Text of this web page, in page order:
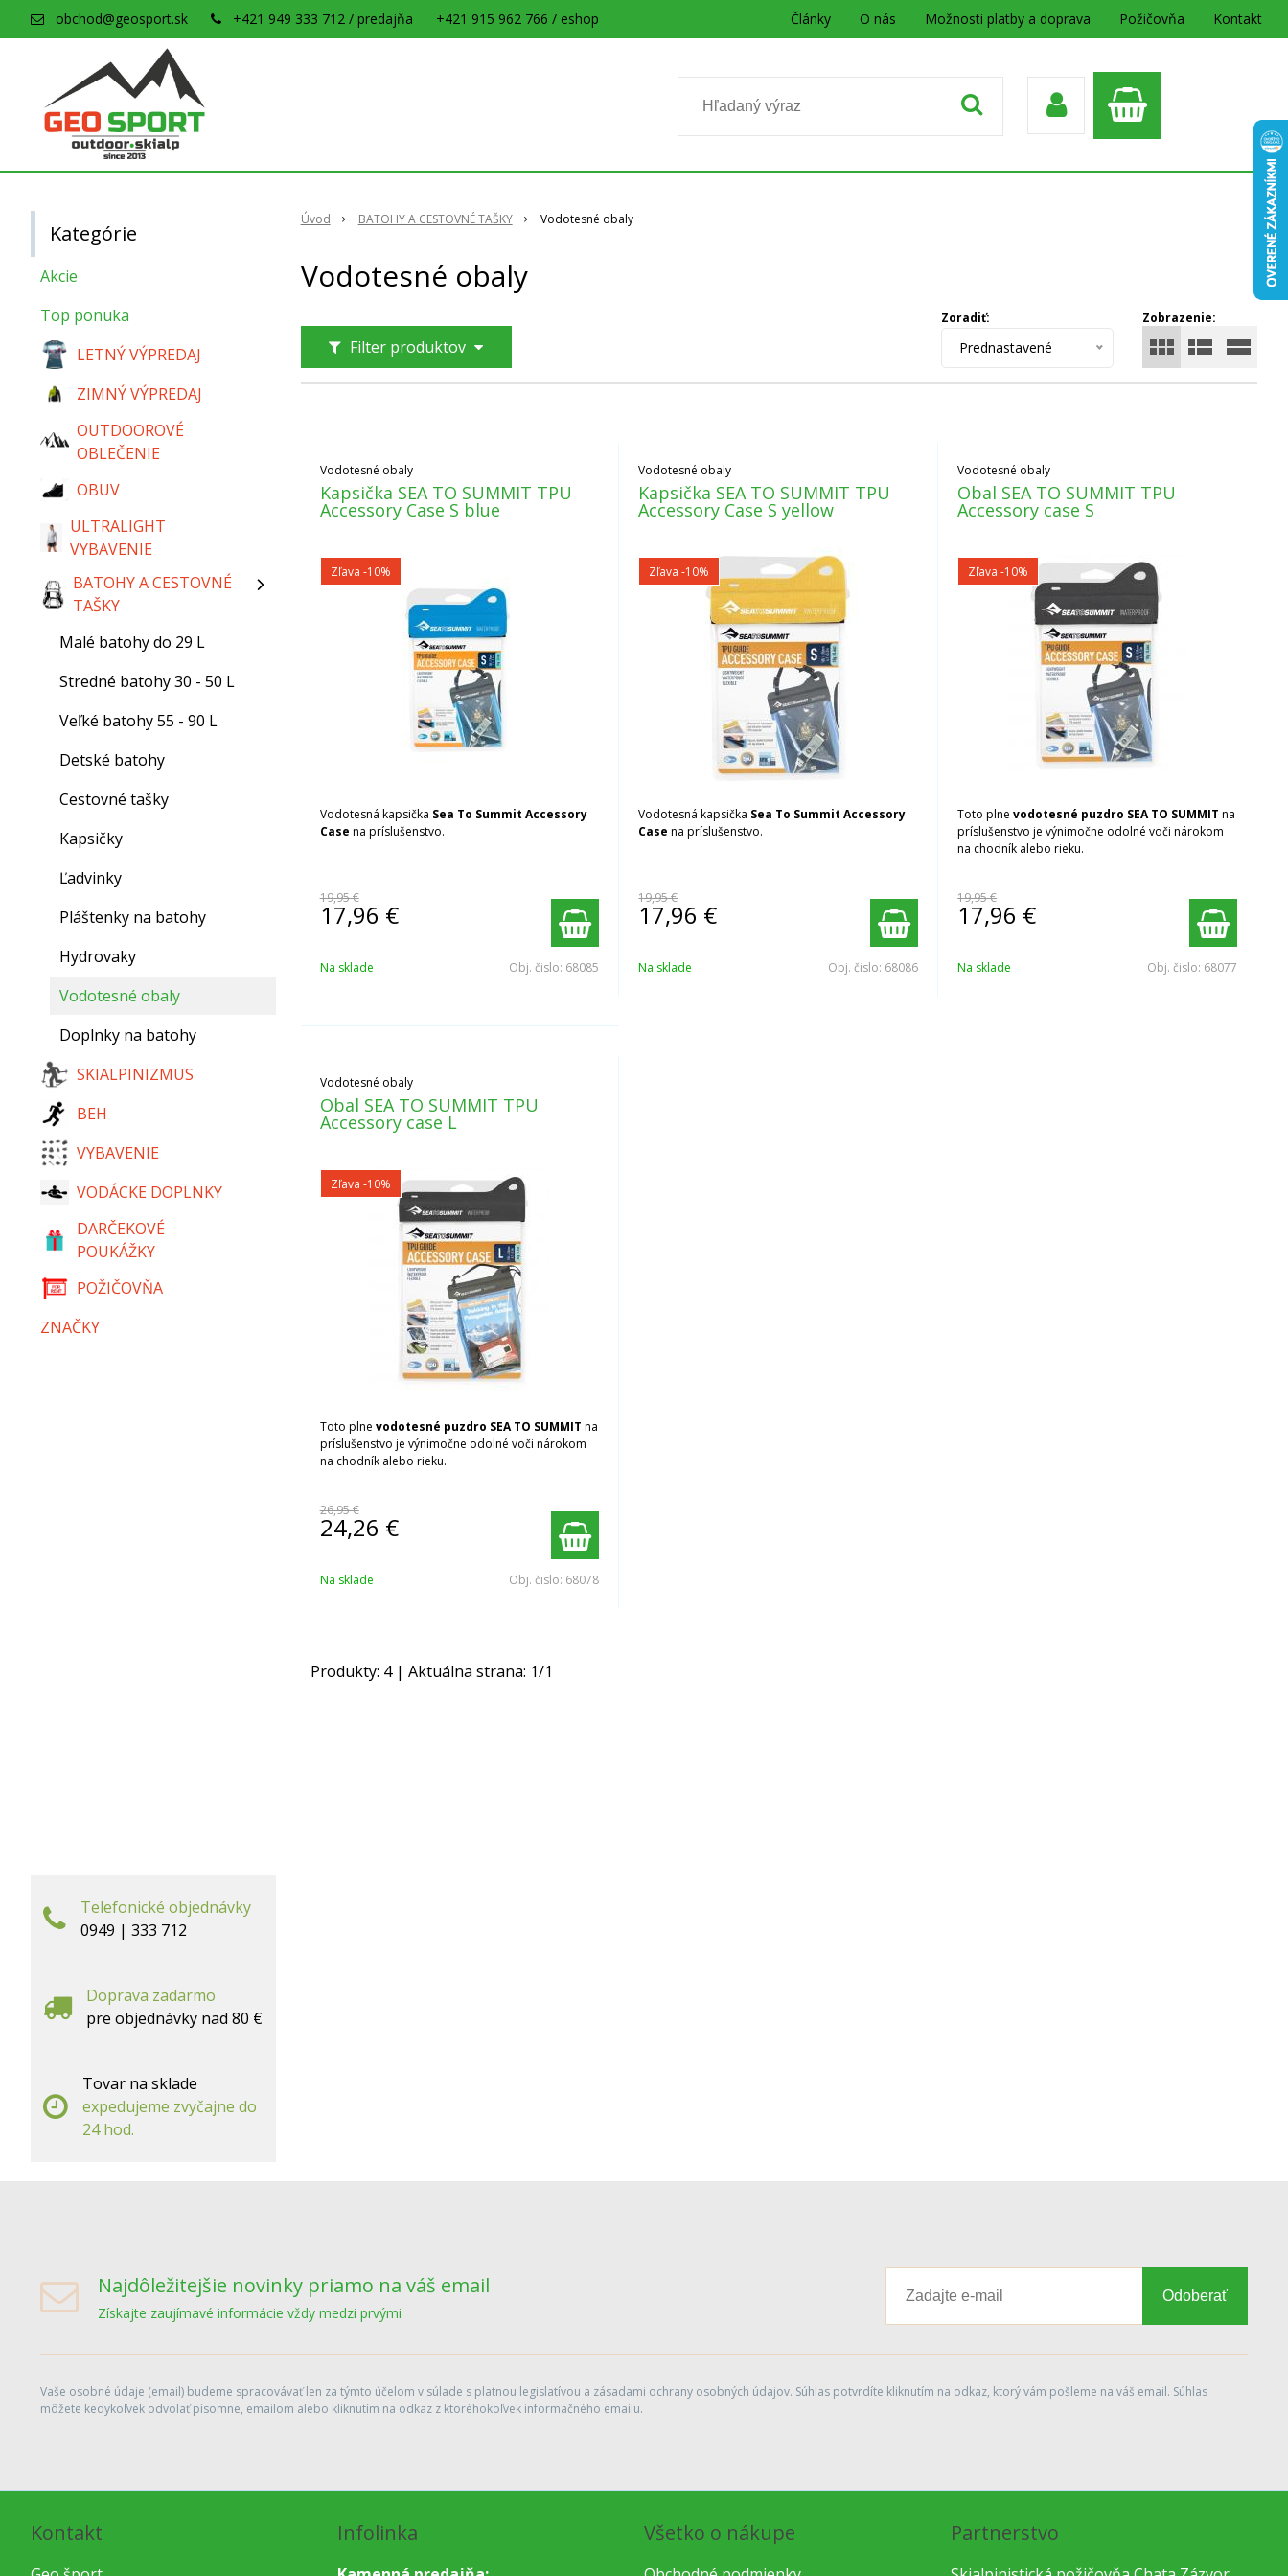
obchod@geosport.sk +421 949 333 712 / predajňa +421 915 962 766 / eshop Články O nás Možnosti platby a doprava Požičovňa Kontakt
Úvod BATOHY A CESTOVNÉ TAŠKY Vodotesné obaly
Vodotesné obaly
Filter produktov
Zobrazenie:
Zoradiť:
Prednastavené
Vodotesné obaly
Kapsička SEA TO SUMMIT TPU
Accessory Case S blue
Zľava -10%
Vodotesná kapsička Sea To Summit Accessory
Case na príslušenstvo.
19,95 €
17,96 €
Na sklade Obj. čislo: 68085
Vodotesné obaly
Kapsička SEA TO SUMMIT TPU
Accessory Case S yellow
Zľava -10%
Vodotesná kapsička Sea To Summit Accessory
Case na príslušenstvo.
19,95 €
17,96 €
Na sklade Obj. čislo: 68086
Vodotesné obaly
Obal SEA TO SUMMIT TPU
Accessory case S
Zľava -10%
Toto plnevodotesné puzdro SEA TO SUMMIT na
príslušenstvo je výnimočne odolné voči nárokom
na chodník alebo rieku.
19,95 €
17,96 €
Na sklade Obj. čislo: 68077
Vodotesné obaly
Obal SEA TO SUMMIT TPU
Accessory case L
Zľava -10%
Toto plne vodotesné puzdro SEA TO SUMMIT na
príslušenstvo je výnimočne odolné voči nárokom
na chodník alebo rieku.
26,95 €
24,26 €
Na sklade Obj. čislo: 68078
Produkty: 4| Aktuálna strana: 1/1
Kategórie
Akcie
Top ponuka
LETNÝ VÝPREDAJ
ZIMNÝ VÝPREDAJ
OUTDOOROVÉ
OBLEČENIE
OBUV
ULTRALIGHT
VYBAVENIE
BATOHY A CESTOVNÉ
TAŠKY
Malé batohy do 29 L
Stredné batohy 30 - 50 L
Veľké batohy 55 - 90 L
Detské batohy
Cestovné tašky
Kapsičky
Ľadvinky
Pláštenky na batohy
Hydrovaky
Vodotesné obaly
Doplnky na batohy
SKIALPINIZMUS
BEH
VYBAVENIE
VODÁCKE DOPLNKY
DARČEKOVÉ
POUKÁŽKY
POŽIČOVŇA
ZNAČKY
Telefonické objednávky
0949 | 333 712
Doprava zadarmo
pre objednávky nad 80 €
Tovar na sklade
expedujeme zvyčajne do
24 hod.
Najdôležitejšie novinky priamo na váš email
Získajte zaujímavé informácie vždy medzi prvými
Odoberať
Vaše osobné údaje (email) budeme spracovávať len za týmto účelom v súlade s platnou legislatívou a zásadami ochrany osobných údajov. Súhlas potvrdíte kliknutím na odkaz, ktorý vám pošleme na váš email. Súhlas
môžete kedykoľvek odvolať písomne, emailom alebo kliknutím na odkaz z ktoréhokoľvek informačného emailu.
Kontakt Infolinka Všetko o nákupe Partnerstvo